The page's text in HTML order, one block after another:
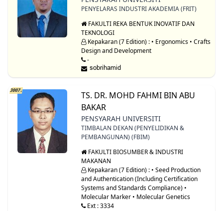
PENYELARAS INDUSTRI AKADEMIA (FRIT)
FAKULTI REKA BENTUK INOVATIF DAN
TEKNOLOGI
Kepakaran (7 Edition) : • Ergonomics • Crafts
Design and Development
-
3007.
TS. DR. MOHD FAHMI BIN ABU
BAKAR
PENSYARAH UNIVERSITI
TIMBALAN DEKAN (PENYELIDIKAN &
PEMBANGUNAN) (FBIM)
FAKULTI BIOSUMBER & INDUSTRI
MAKANAN
Kepakaran (7 Edition) : • Seed Production
and Authentication (Including Certification
Systems and Standards Compliance) •
Molecular Marker • Molecular Genetics
Ext : 3334